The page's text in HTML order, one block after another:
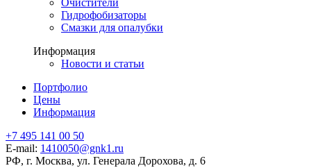
Гидрофобизаторы
Смазки для опалубки
Информация
Новости и статьи
Портфолио
Цены
Информация
+7 495 141 00 50
E-mail: 1410050@gnk1.ru
РФ, г. Москва, ул. Генерала Дорохова, д. 6